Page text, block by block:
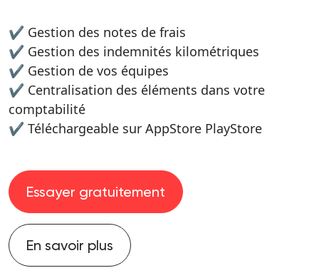
✔ Gestion des notes de frais
✔ Gestion des indemnités kilométriques
✔ Gestion de vos équipes
✔ Centralisation des éléments dans votre
comptabilité
✔ Téléchargeable sur AppStore PlayStore
Essayer gratuitement
En savoir plus